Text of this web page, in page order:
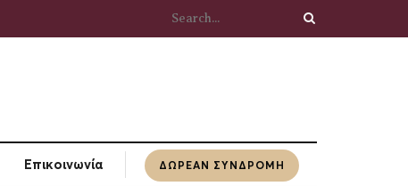
Επικοινωνία ΔΩΡΕΆΝ ΣΥΝΔΡΟΜΉ